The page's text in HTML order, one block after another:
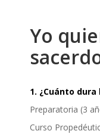
Yo
1. ¿Cuánto
Preparatoria (3
Curso